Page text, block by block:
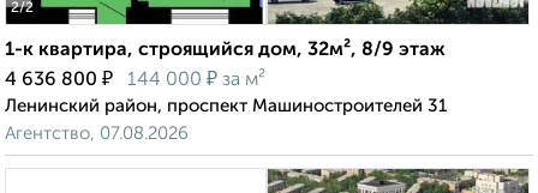
2/2
1-к квартира, строящийся дом, 32м², 8/9 этаж
4 636 800 ₽ 144 000 ₽ за м²
Ленинский район, проспект Машиностроителей 31
Агентство, 07.08.2026